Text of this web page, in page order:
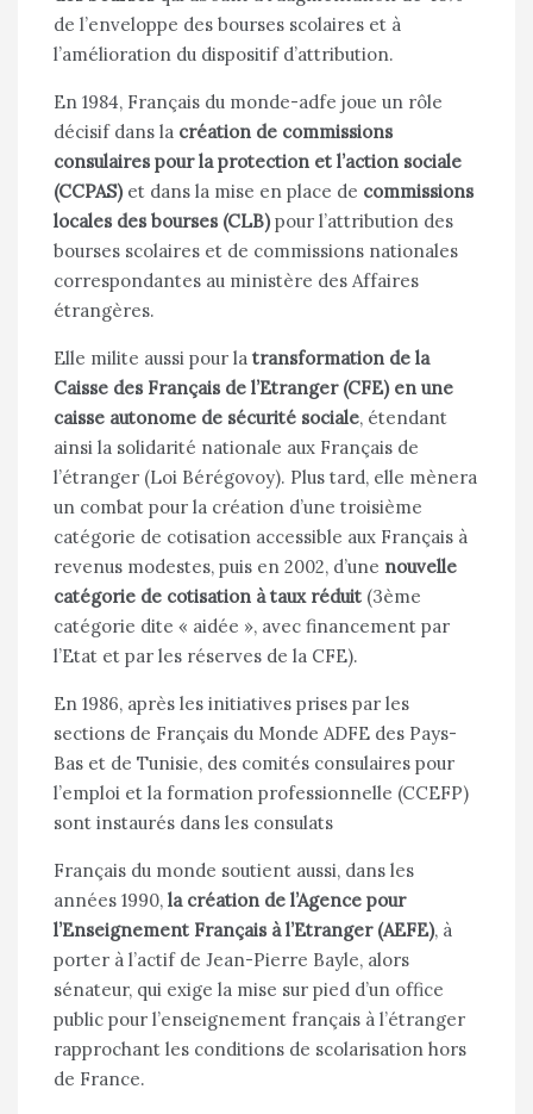
de l’enveloppe des bourses scolaires et à
l’amélioration du dispositif d’attribution.
En 1984, Français du monde-adfe joue un rôle
décisif dans la création de commissions
consulaires pour la protection et l’action sociale
(CCPAS) et dans la mise en place de commissions
locales des bourses (CLB) pour l’attribution des
bourses scolaires et de commissions nationales
correspondantes au ministère des Affaires
étrangères.
Elle milite aussi pour la transformation de la
Caisse des Français de l’Etranger (CFE) en une
caisse autonome de sécurité sociale, étendant
ainsi la solidarité nationale aux Français de
l’étranger (Loi Bérégovoy). Plus tard, elle mènera
un combat pour la création d’une troisième
catégorie de cotisation accessible aux Français à
revenus modestes, puis en 2002, d’une nouvelle
catégorie de cotisation à taux réduit (3ème
catégorie dite « aidée », avec financement par
l’Etat et par les réserves de la CFE).
En 1986, après les initiatives prises par les
sections de Français du Monde ADFE des Pays-
Bas et de Tunisie, des comités consulaires pour
l’emploi et la formation professionnelle (CCEFP)
sont instaurés dans les consulats
Français du monde soutient aussi, dans les
années 1990, la création de l’Agence pour
l’Enseignement Français à l’Etranger (AEFE), à
porter à l’actif de Jean-Pierre Bayle, alors
sénateur, qui exige la mise sur pied d’un office
public pour l’enseignement français à l’étranger
rapprochant les conditions de scolarisation hors
de France.